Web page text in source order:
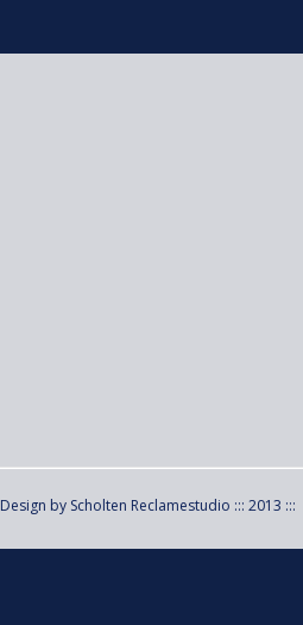
Design by Scholten Reclamestudio ::: 2013 :::